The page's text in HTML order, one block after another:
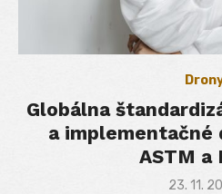
Globálna
a implementačné
ASTM a
Posted
23. 11.